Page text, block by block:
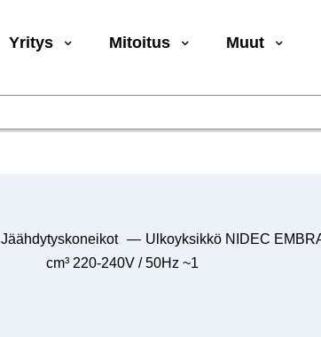
Yritys Mitoitus Muut
Jäähdytyskoneikot — Ulkoyksikkö NIDEC
cm³ 220-240V / 50Hz ~1